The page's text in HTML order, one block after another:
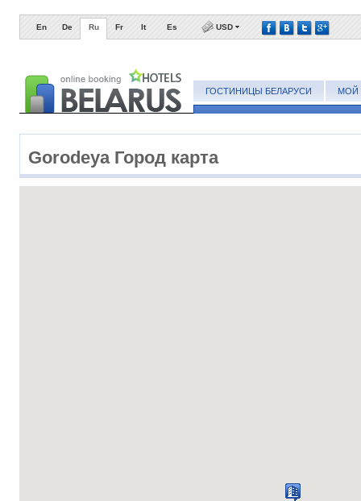
En De Ru Fr It Es USD
ГОСТИНИЦЫ БЕЛАРУСИ МОЙ
Gorodeya Город карта